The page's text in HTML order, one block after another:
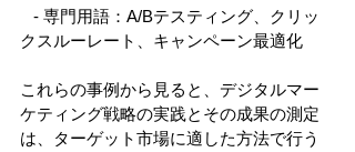
- 専門用語：A/Bテスティング、クリッ
クスルーレート、キャンペーン最適化
これらの事例から見ると、デジタルマー
ケティング戦略の実践とその成果の測定
は、ターゲット市場に適した方法で行う